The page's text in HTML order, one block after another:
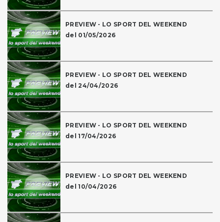
PREVIEW - LO SPORT DEL WEEKEND
del 01/05/2026
PREVIEW - LO SPORT DEL WEEKEND
del 24/04/2026
PREVIEW - LO SPORT DEL WEEKEND
del 17/04/2026
PREVIEW - LO SPORT DEL WEEKEND
del 10/04/2026